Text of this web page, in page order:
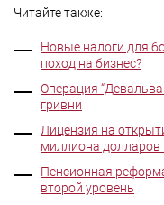
Читайте также:
Новые налоги для
поход на бизнес?
Операция
гривни
Лицензия на
миллиона долларов
Пенсионная
второй уровень